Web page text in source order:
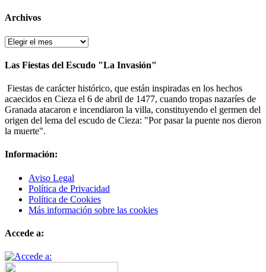
Archivos
Archivos
Las Fiestas del Escudo "La Invasión"
Fiestas de carácter histórico, que están inspiradas en los hechos
acaecidos en Cieza el 6 de abril de 1477, cuando tropas nazaríes de
Granada atacaron e incendiaron la villa, constituyendo el germen del
origen del lema del escudo de Cieza: "Por pasar la puente nos dieron
la muerte".
Información:
Aviso Legal
Política de Privacidad
Política de Cookies
Más información sobre las cookies
Accede a: